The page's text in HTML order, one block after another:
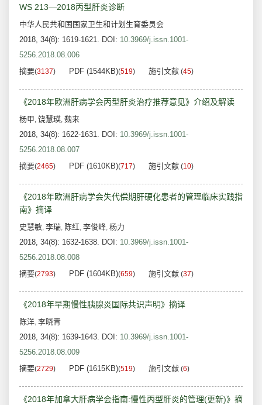
WS 213—2018丙型肝炎诊断
中华人民共和国国家卫生和计划生育委员会
2018, 34(8): 1619-1621. DOI: 10.3969/j.issn.1001-
5256.2018.08.006
摘要(3137) PDF (1544KB)(519) 施引文献 (45)
《2018年欧洲肝病学会丙型肝炎治疗推荐意见》介绍及解读
杨甲, 饶慧瑛, 魏来
2018, 34(8): 1622-1631. DOI: 10.3969/j.issn.1001-
5256.2018.08.007
摘要(2465) PDF (1610KB)(717) 施引文献 (10)
《2018年欧洲肝病学会失代偿期肝硬化患者的管理临床实践指
南》摘译
史慧敏, 李瑞, 陈红, 李俊峰, 杨力
2018, 34(8): 1632-1638. DOI: 10.3969/j.issn.1001-
5256.2018.08.008
摘要(2793) PDF (1604KB)(659) 施引文献 (37)
《2018年早期慢性胰腺炎国际共识声明》摘译
陈洋, 李晓青
2018, 34(8): 1639-1643. DOI: 10.3969/j.issn.1001-
5256.2018.08.009
摘要(2729) PDF (1615KB)(519) 施引文献 (6)
《2018年加拿大肝病学会指南:慢性丙型肝炎的管理(更新)》摘